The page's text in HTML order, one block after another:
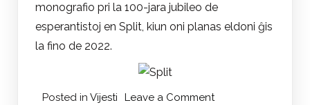
monografio pri la 100-jara jubileo de
esperantistoj en Split, kiun oni planas eldoni ĝis
la fino de 2022.
Posted in Vijesti Leave a Commenton